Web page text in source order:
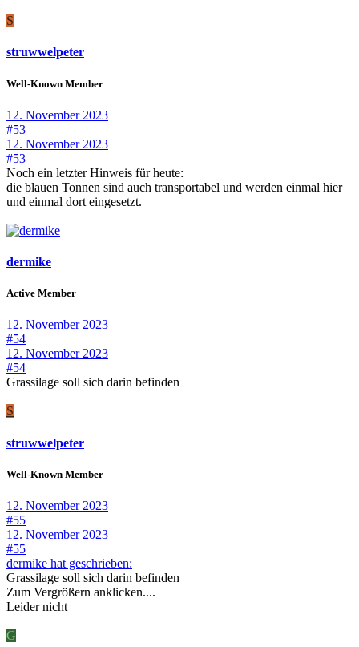
S
struwwelpeter
Well-Known Member
12. November 2023
#53
12. November 2023
#53
Noch ein letzter Hinweis für heute:
die blauen Tonnen sind auch transportabel und werden einmal hier
und einmal dort eingesetzt.
dermike
Active Member
12. November 2023
#54
12. November 2023
#54
Grassilage soll sich darin befinden
S
struwwelpeter
Well-Known Member
12. November 2023
#55
12. November 2023
#55
dermike hat geschrieben:
Grassilage soll sich darin befinden
Zum Vergrößern anklicken....
Leider nicht
G